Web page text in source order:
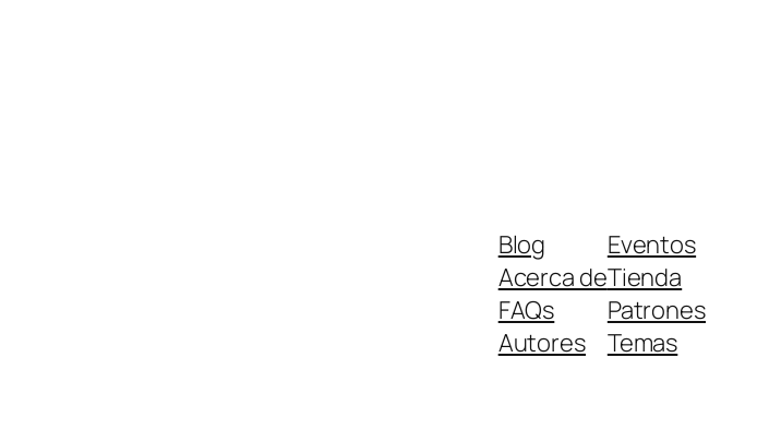
Blog
Acerca de
FAQs
Autores
Eventos
Tienda
Patrones
Temas